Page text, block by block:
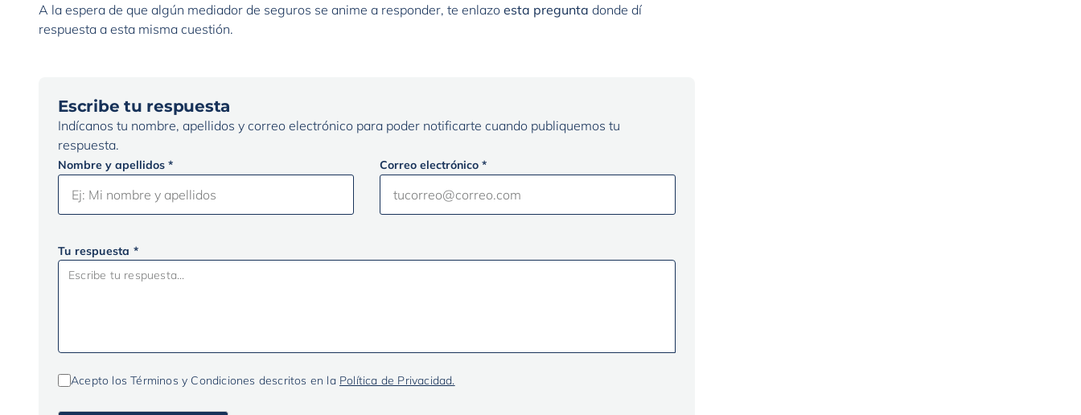
A la espera de que algún mediador de seguros se anime a responder, te enlazo esta pregunta donde dí
respuesta a esta misma cuestión.
Escribe tu respuesta
Indícanos tu nombre, apellidos y correo electrónico para poder notificarte cuando publiquemos tu
respuesta.
Nombre y apellidos * Correo electrónico *
Tu respuesta *
Acepto los Términos y Condiciones descritos en la Política de Privacidad.